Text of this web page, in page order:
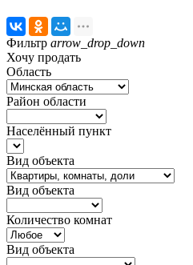
Фильтр arrow_drop_down
Хочу продать
Область
Район области
Населённый пункт
Вид объекта
Вид объекта
Количество комнат
Вид объекта